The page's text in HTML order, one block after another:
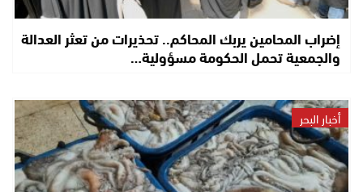
إضراب المحامين يربك المحاكم.. تحذيرات من تعثر العدالة
والجمعية تحمل الحكومة مسؤولية…
أخبار البحر